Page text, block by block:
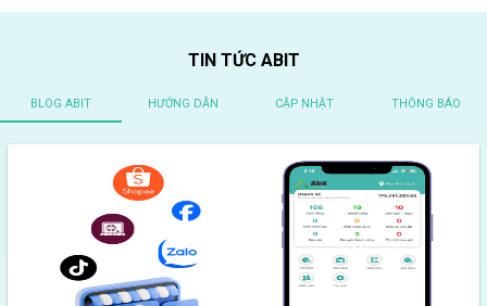
TIN TỨC ABIT
BLOG ABIT HƯỚNG DẪN CẬP NHẬT THÔNG BÁO